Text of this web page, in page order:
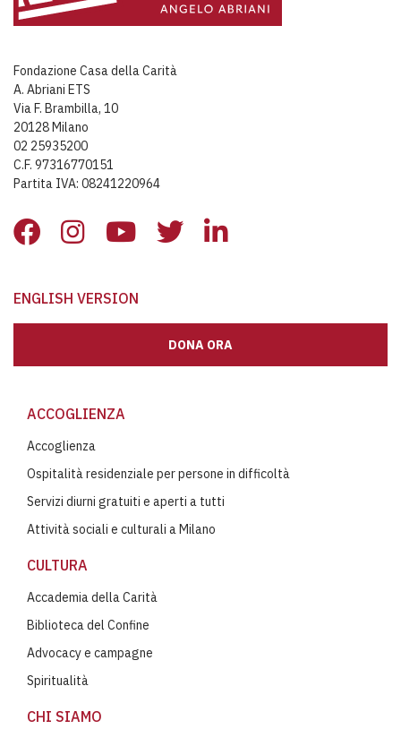
Fondazione Casa della Carità
A. Abriani ETS
Via F. Brambilla, 10
20128 Milano
02 25935200
C.F. 97316770151
Partita IVA: 08241220964
ENGLISH VERSION
DONA ORA
ACCOGLIENZA
Accoglienza
Ospitalità residenziale per persone in difficoltà
Servizi diurni gratuiti e aperti a tutti
Attività sociali e culturali a Milano
CULTURA
Accademia della Carità
Biblioteca del Confine
Advocacy e campagne
Spiritualità
CHI SIAMO